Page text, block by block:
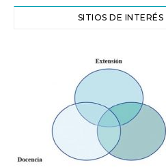
SITIOS DE